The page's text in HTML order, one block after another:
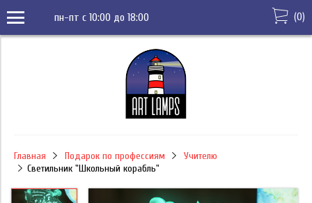
пн-пт с 10:00 до 18:00 (0)
Главная Подарок по профессиям
Учителю
Светильник "Школьный корабль"